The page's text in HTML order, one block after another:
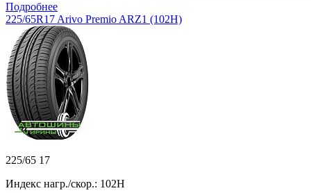
Подробнее
225/65R17 Arivo Premio ARZ1 (102H)
225/65 17
Индекс нагр./скор.: 102H